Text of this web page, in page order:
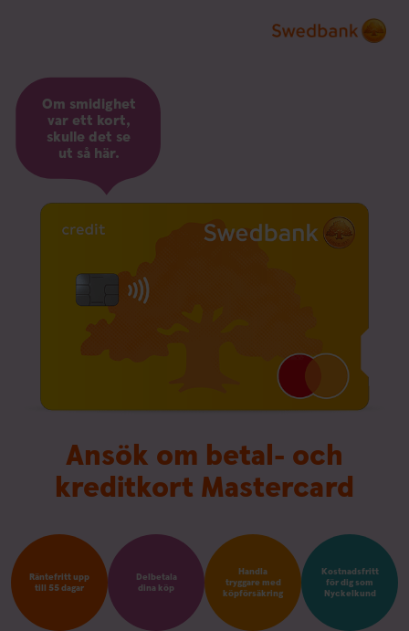
Om smidighet
var ett kort,
skulle det se
ut så här.
Ansök om betal- och
kreditkort Mastercard
Räntefritt upp
till 55 dagar
Delbetala
dina köp
Handla
tryggare med
köpförsäkring
Kostnadsfritt
för dig som
Nyckelkund